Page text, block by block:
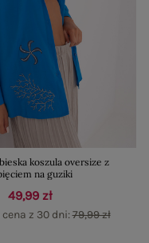
koszula oversize z
na guziki
49,99 zł
z 30 dni:79,99 zł